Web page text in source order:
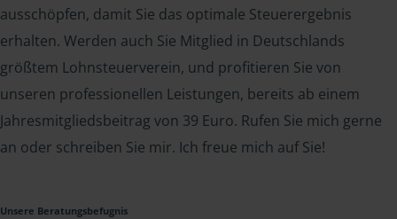
ausschöpfen, damit Sie das optimale Steuerergebnis
erhalten. Werden auch Sie Mitglied in Deutschlands
größtem Lohnsteuerverein, und profitieren Sie von
unseren professionellen Leistungen, bereits ab einem
Jahresmitgliedsbeitrag von 39 Euro. Rufen Sie mich gerne
an oder schreiben Sie mir. Ich freue mich auf Sie!
Unsere Beratungsbefugnis